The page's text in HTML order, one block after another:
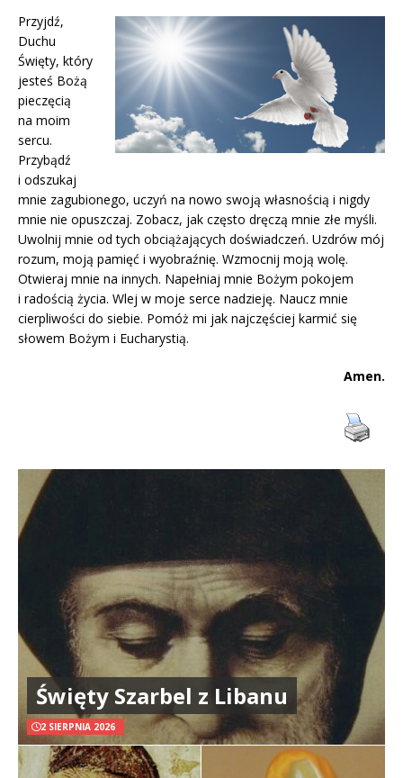
Przyjdź,
Duchu
Święty, który
jesteś Bożą
pieczęcią
na moim
sercu.
Przybądź
i odszukaj
mnie zagubionego, uczyń na nowo swoją własnością i nigdy
mnie nie opuszczaj. Zobacz, jak często dręczą mnie złe myśli.
Uwolnij mnie od tych obciążających doświadczeń. Uzdrów mój
rozum, moją pamięć i wyobraźnię. Wzmocnij moją wolę.
Otwieraj mnie na innych. Napełniaj mnie Bożym pokojem
i radością życia. Wlej w moje serce nadzieję. Naucz mnie
cierpliwości do siebie. Pomóż mi jak najczęściej karmić się
słowem Bożym i Eucharystią.
Amen.
Święty Szarbel z Libanu
2 SIERPNIA 2026